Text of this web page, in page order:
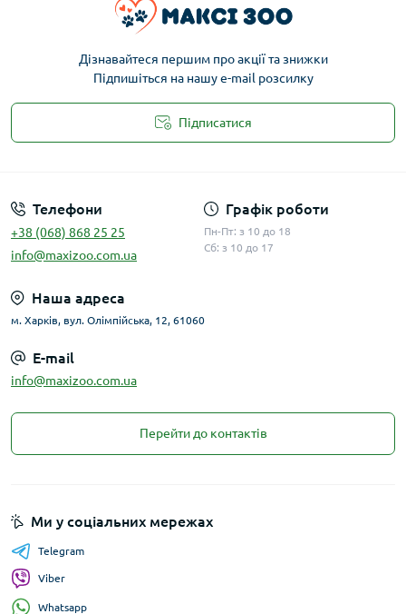
Дізнавайтеся першим про акції та знижки
Підпишіться на нашу e-mail розсилку
Підписатися
Телефони
+38 (068) 868 25 25
info@maxizoo.com.ua
Графік роботи
Пн-Пт: з 10 до 18
Сб: з 10 до 17
Наша адреса
м. Харків, вул. Олімпійська, 12, 61060
E-mail
info@maxizoo.com.ua
Перейти до контактів
Ми у соціальних мережах
Telegram
Viber
Whatsapp